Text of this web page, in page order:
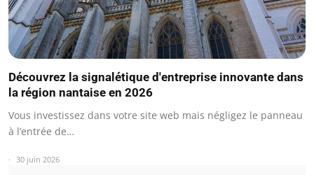
Découvrez la signalétique d'entreprise innovante dans
la région nantaise en 2026
Vous investissez dans votre site web mais négligez le panneau
à l’entrée de…
30 juin 2026